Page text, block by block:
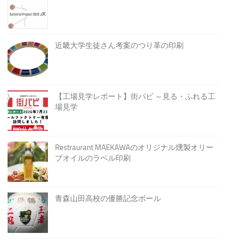
近畿大学生徒さん考案のつり革の印刷
【工場見学レポート】街パビ ～見る・ふれる工
場見学
Restraurant MAEKAWAのオリジナル燻製オリー
ブオイルのラベル印刷
青森山田高校の優勝記念ボール